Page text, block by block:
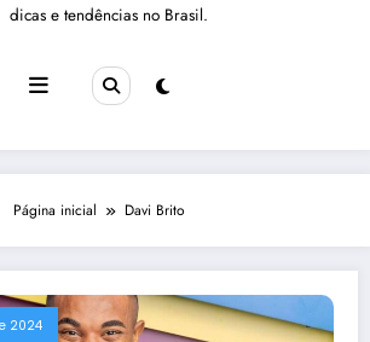
dicas e tendências no Brasil.
Página inicial Davi Brito
2024